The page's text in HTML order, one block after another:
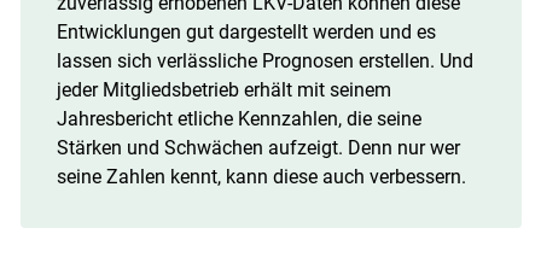
Entwicklungen gut dargestellt werden und es
lassen sich verlässliche Prognosen erstellen. Und
jeder Mitgliedsbetrieb erhält mit seinem
Jahresbericht etliche Kennzahlen, die seine
Stärken und Schwächen aufzeigt. Denn nur wer
seine Zahlen kennt, kann diese auch verbessern.